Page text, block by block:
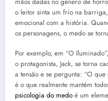
o leitor sinta um frio na
emocional com a história.
os personagens, o medo se
Por exemplo, em “O
o protagonista, Jack, se torna
a tensão e se pergunta: “O
é o que realmente mantém
psicologia do medo é um